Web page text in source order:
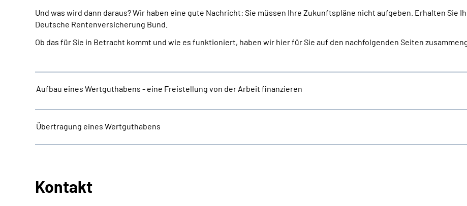
Und was wird dann daraus? Wir haben eine gute Nachricht: Sie müssen Ihre Zukunftspläne nicht aufgeben. Erhalten Sie
Deutsche Rentenversicherung Bund.
Ob das für Sie in Betracht kommt und wie es funktioniert, haben wir hier für Sie auf den nachfolgenden Seiten
Aufbau eines Wertguthabens - eine Freistellung von der Arbeit finanzieren
Übertragung eines Wertguthabens
Kontakt